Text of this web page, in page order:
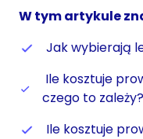
W tym artykule
Jak wybierają
Ile kosztuje
czego to zależy?
Ile kosztuje